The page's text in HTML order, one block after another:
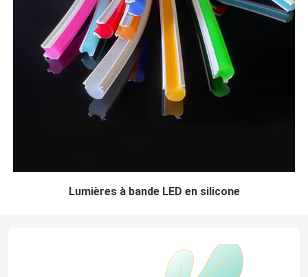
Lumières à bande LED en silicone